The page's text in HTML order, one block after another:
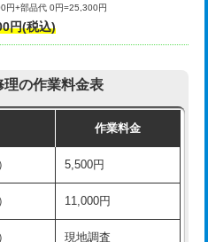
で）
38,500円
38,500円
22,000円
プ
22,000円+材料費
円+部品代 0円=25,300円
円(税込)
理の作業料金表
作業料金
5,500円
11,000円
現地調査